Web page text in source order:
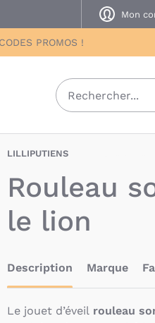
Mon
PROMOS !
LILLIPUTIENS
Rouleau
le lion
Description Marque
Le jouet d’éveil rouleau